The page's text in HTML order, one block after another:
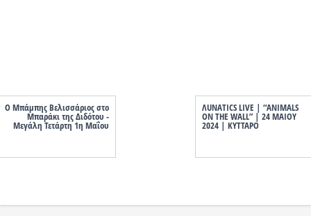
Ο Μπάμπης Βελισσάριος στο
Μπαράκι της Διδότου -
Μεγάλη Τετάρτη 1η Μαΐου
ΛUNATICS LIVE | “ANIMALS
ON THE WALL” | 24 ΜΑΙΟΥ
2024 | ΚΥΤΤΑΡΟ